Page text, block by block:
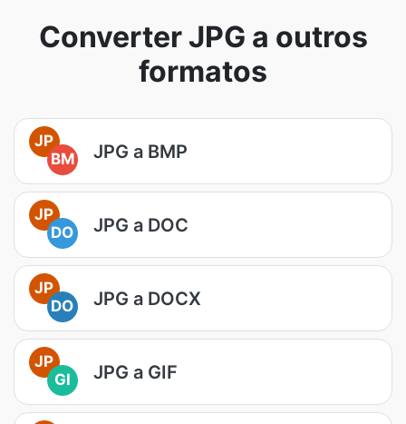
Converter JPG a outros
formatos
JP
BM
JPG a BMP
JP
DO
JPG a DOC
JP
DO
JPG a DOCX
JP
GI
JPG a GIF